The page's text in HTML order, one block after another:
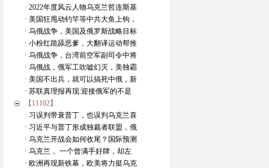
· 2022年度风云人物乌克兰哲连斯基
· 美国狂甩动钓竿等中共大鱼上钩，
· 乌俄战争，美国及俄罗斯战略目标
· 小粉红跪舔恶爹，大翻译运动帮推
· 乌俄战争，台湾前空军副司令中将
· 乌俄战，俄军工吹嘘幻灭，美独霸
· 美国不出兵，就可以搞死中俄，新
· 苏联真理报再现:迎接俄军的不是
【11102】
· 习误判带衰普丁，也误判乌克兰喜
· 习近平与普丁形成独裁者联盟，俄
· 乌克兰开战会如何收尾？国际预测
· 乌克兰， 一个曾满手好牌，却左
· 欧洲再现新铁幕，欧美将力挺乌克